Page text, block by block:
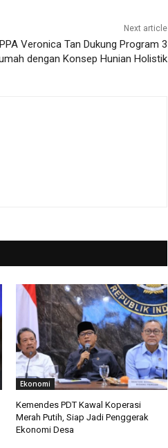
Next article
Veronica Tan Dukung Program 3
dengan Konsep Hunian Holistik
Ekonomi
Kemendes PDT Kawal Koperasi
Merah Putih, Siap Jadi Penggerak
Ekonomi Desa